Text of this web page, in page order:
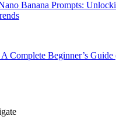
Banana Prompts:
Complete Beginner’s Guide